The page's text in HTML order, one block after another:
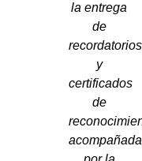
la entrega
de
recordatorios
y
certificados
de
acompañada